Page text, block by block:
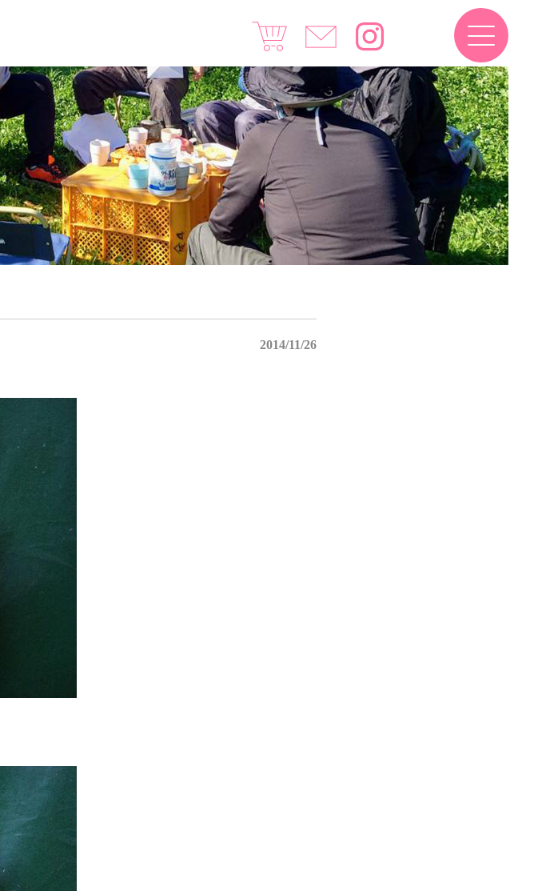
2014/11/26